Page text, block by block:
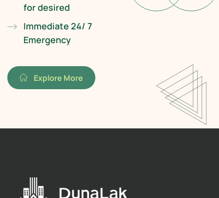
for desired
Immediate 24/ 7
Emergency
Explore More